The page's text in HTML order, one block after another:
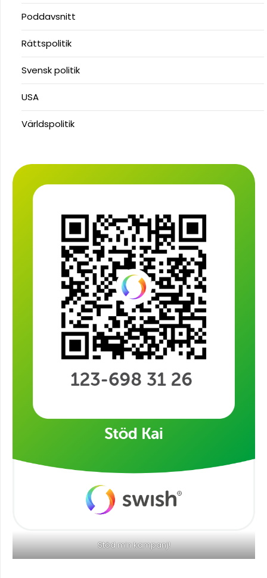
Poddavsnitt
Rättspolitik
Svensk politik
USA
Världspolitik
Stöd min kampanj!